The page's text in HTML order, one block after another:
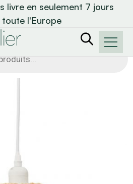
livre en seulement 7 jours
toute l'Europe